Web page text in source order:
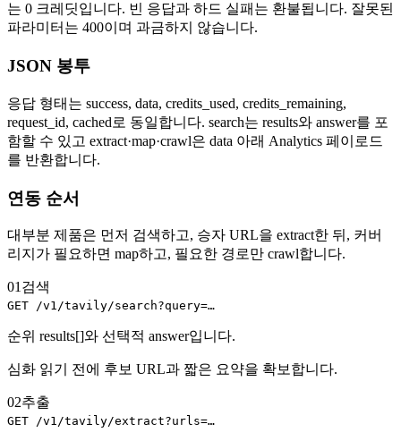
는 0 크레딧입니다. 빈 응답과 하드 실패는 환불됩니다. 잘못된
파라미터는 400이며 과금하지 않습니다.
JSON 봉투
응답 형태는 success, data, credits_used, credits_remaining,
request_id, cached로 동일합니다. search는 results와 answer를 포
함할 수 있고 extract·map·crawl은 data 아래 Analytics 페이로드
를 반환합니다.
연동 순서
대부분 제품은 먼저 검색하고, 승자 URL을 extract한 뒤, 커버
리지가 필요하면 map하고, 필요한 경로만 crawl합니다.
01 검색
GET /v1/tavily/search?query=…
순위 results[]와 선택적 answer입니다.
심화 읽기 전에 후보 URL과 짧은 요약을 확보합니다.
02추출
GET /v1/tavily/extract?urls=…